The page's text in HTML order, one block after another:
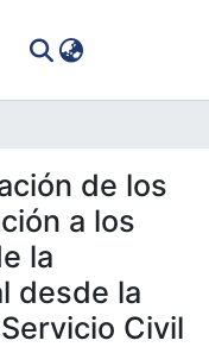
de los
a los
la
desde la
Civil